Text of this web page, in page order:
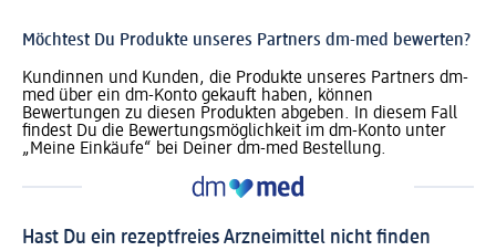
Möchtest Du Produkte unseres Partners dm-med bewerten?
Kundinnen und Kunden, die Produkte unseres Partners dm-
med über ein dm-Konto gekauft haben, können
Bewertungen zu diesen Produkten abgeben. In diesem Fall
findest Du die Bewertungsmöglichkeit im dm-Konto unter
„Meine Einkäufe“ bei Deiner dm-med Bestellung.
Hast Du ein rezeptfreies Arzneimittel nicht finden